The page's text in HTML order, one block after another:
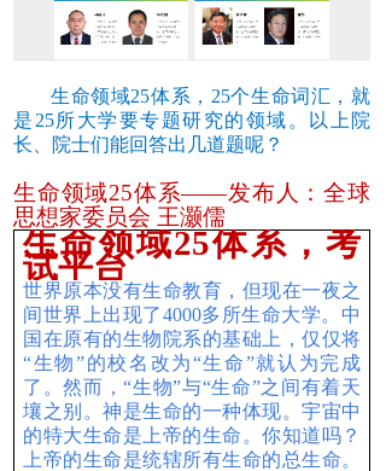
生命领域25体系，25个生命词汇，就
是25所大学要专题研究的领域。以上院
长、院士们能回答出几道题呢？
生命领域25体系——发布人：全球
思想家委员会 王灏儒
生命领域25体系，考
试平台
世界原本没有生命教育，但现在一夜之
间世界上出现了4000多所生命大学。中
国在原有的生物院系的基础上，仅仅将
“生物”的校名改为“生命”就认为完成
了。然而，“生物”与“生命”之间有着天
壤之别。神是生命的一种体现。宇宙中
的特大生命是上帝的生命。你知道吗？
上帝的生命是统辖所有生命的总生命。